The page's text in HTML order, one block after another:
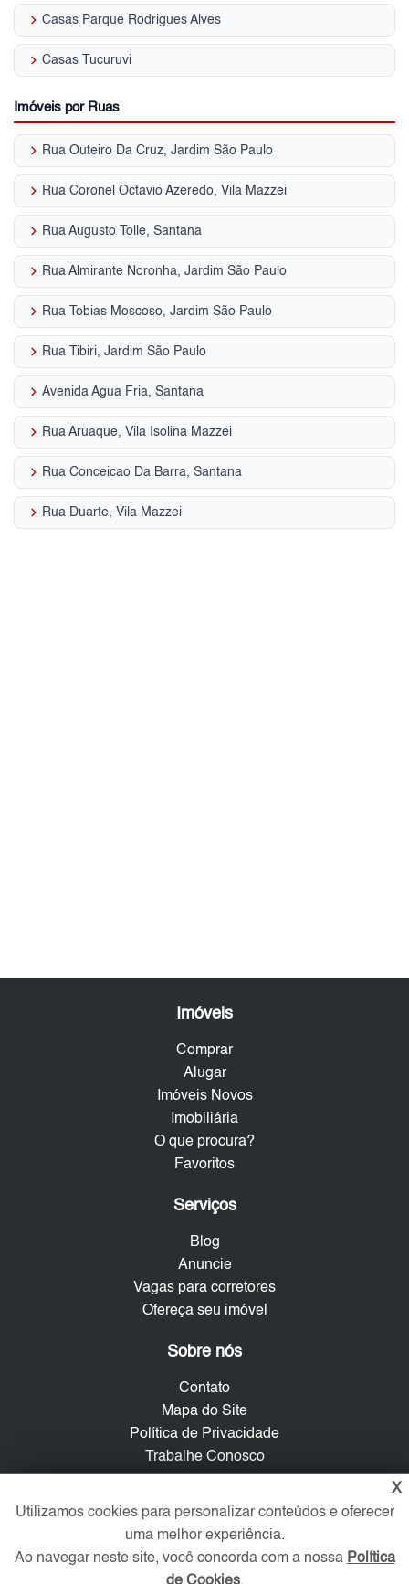
keyboard_arrow_right Casas Parque Rodrigues Alves
keyboard_arrow_right Casas Tucuruvi
Imóveis por Ruas
keyboard_arrow_right Rua Outeiro Da Cruz, Jardim São Paulo
keyboard_arrow_right Rua Coronel Octavio Azeredo, Vila Mazzei
keyboard_arrow_right Rua Augusto Tolle, Santana
keyboard_arrow_right Rua Almirante Noronha, Jardim São Paulo
keyboard_arrow_right Rua Tobias Moscoso, Jardim São Paulo
keyboard_arrow_right Rua Tibiri, Jardim São Paulo
keyboard_arrow_right Avenida Agua Fria, Santana
keyboard_arrow_right Rua Aruaque, Vila Isolina Mazzei
keyboard_arrow_right Rua Conceicao Da Barra, Santana
keyboard_arrow_right Rua Duarte, Vila Mazzei
Imóveis
Comprar
Alugar
Imóveis Novos
Imobiliária
O que procura?
Favoritos
Serviços
Blog
Anuncie
Vagas para corretores
Ofereça seu imóvel
Sobre nós
Contato
Mapa do Site
Política de Privacidade
Trabalhe Conosco
Redes Sociais
X
Utilizamos cookies para personalizar conteúdos e oferecer
uma melhor experiência.
Ao navegar neste site, você concorda com a nossa Política